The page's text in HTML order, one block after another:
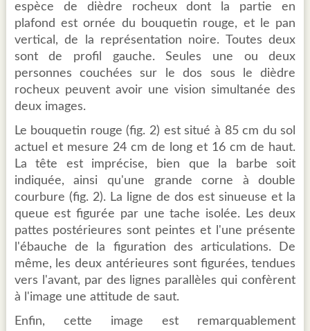
espèce de dièdre rocheux dont la partie en
plafond est ornée du bouquetin rouge, et le pan
vertical, de la représentation noire. Toutes deux
sont de profil gauche. Seules une ou deux
personnes couchées sur le dos sous le dièdre
rocheux peuvent avoir une vision simultanée des
deux images.
Le bouquetin rouge (fig. 2) est situé à 85 cm du sol
actuel et mesure 24 cm de long et 16 cm de haut.
La tête est imprécise, bien que la barbe soit
indiquée, ainsi qu'une grande corne à double
courbure (fig. 2). La ligne de dos est sinueuse et la
queue est figurée par une tache isolée. Les deux
pattes postérieures sont peintes et l'une présente
l'ébauche de la figuration des articulations. De
même, les deux antérieures sont figurées, tendues
vers l'avant, par des lignes parallèles qui confèrent
à l'image une attitude de saut.
Enfin, cette image est remarquablement